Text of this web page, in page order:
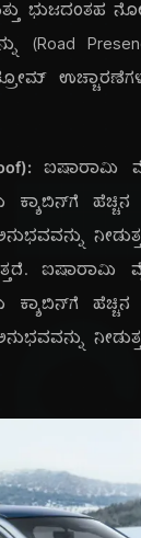
ಭುಜದಂತಹ
ಐಷಾರಾಮಿ
ಹೆಚ್ಚಿನ
ಐಷಾರಾಮಿ
ಹೆಚ್ಚಿನ